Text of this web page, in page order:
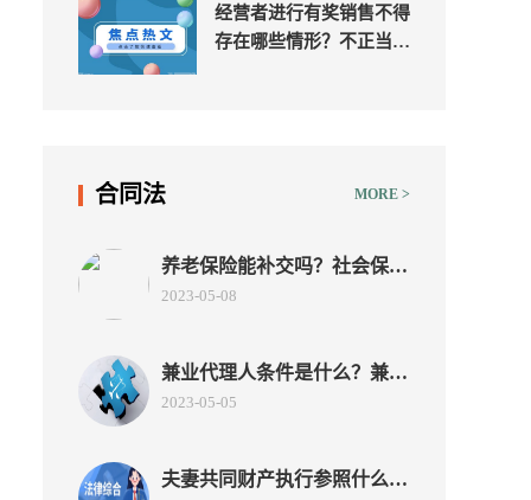
经营者进行有奖销售不得
存在哪些情形？不正当竞
MORE >
合同法
养老保险能补交吗？社会保险
法第十六条有什么内容？补缴
2023-05-08
兼业代理人条件是什么？兼业
代理热门业务范围有多大？
2023-05-05
夫妻共同财产执行参照什么标